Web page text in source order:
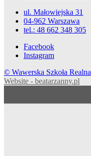
ul. Małowiejska 31
04-962 Warszawa
tel.: 48 662 348 305
Facebook
Instagram
© Wawerska Szkoła Realna
Website - beatarzanny.pl